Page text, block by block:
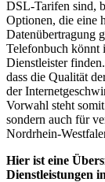
DSL-Tarifen sind,
Optionen, die eine
Datenübertragung
Telefonbuch könnt
Dienstleister
dass die Qualität
der
Vorwahl steht
sondern auch für
Nordrhein-
Hier ist eine
Dienstleistungen